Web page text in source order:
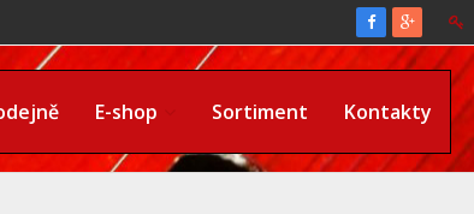
E-shop Sortiment Kontakty